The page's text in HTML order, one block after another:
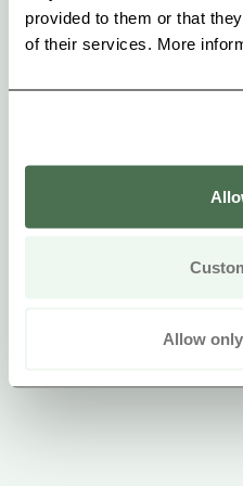
provided to them or that
of their services. More
Allow
Elektroautos, die den